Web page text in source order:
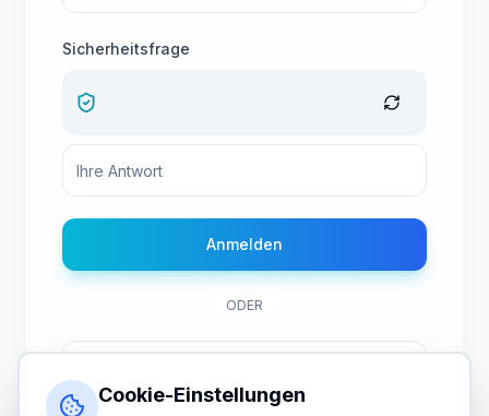
Sicherheitsfrage
Anmelden
ODER
Cookie-Einstellungen